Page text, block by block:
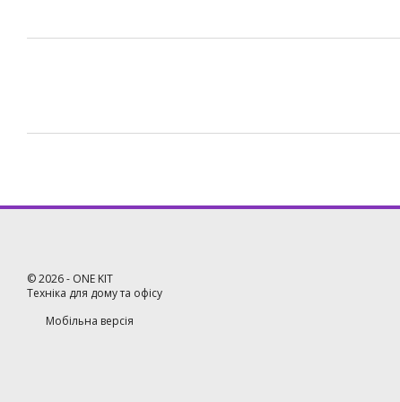
©2026- ONE KIT
Техніка для дому та офісу
Мобільна версія